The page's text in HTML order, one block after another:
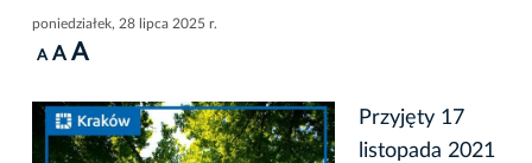
poniedziałek, 28 lipca 2025 r.
A A A
Przyjęty 17
listopada 2021